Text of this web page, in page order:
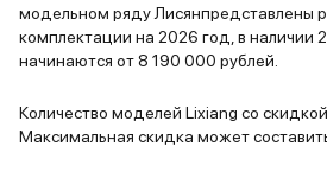
модельном ряду Лисянпредставлены
комплектации на 2026 год, в наличии
начинаются от 8 190 000 рублей.
Количество моделей Lixiang со
Максимальная скидка может